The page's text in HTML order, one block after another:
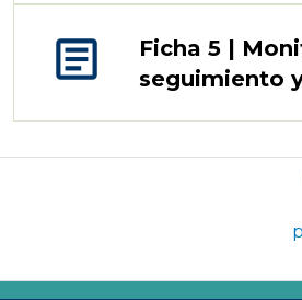
article
Ficha 5 |
seguimiento
Enlaces